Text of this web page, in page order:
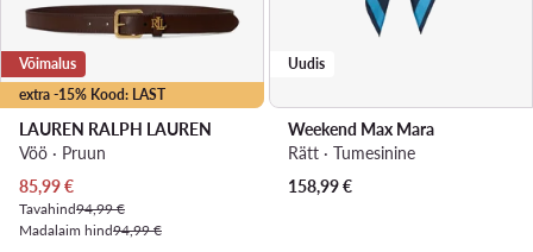
extra -15% Kood: LAST
Võimalus
LAUREN RALPH LAUREN
Vöö · Pruun
Praegune hind
85,99€
Tavahind94,99 €
Madalaim hind94,99 €
Uudis
Weekend Max Mara
Rätt · Tumesinine
158,99€